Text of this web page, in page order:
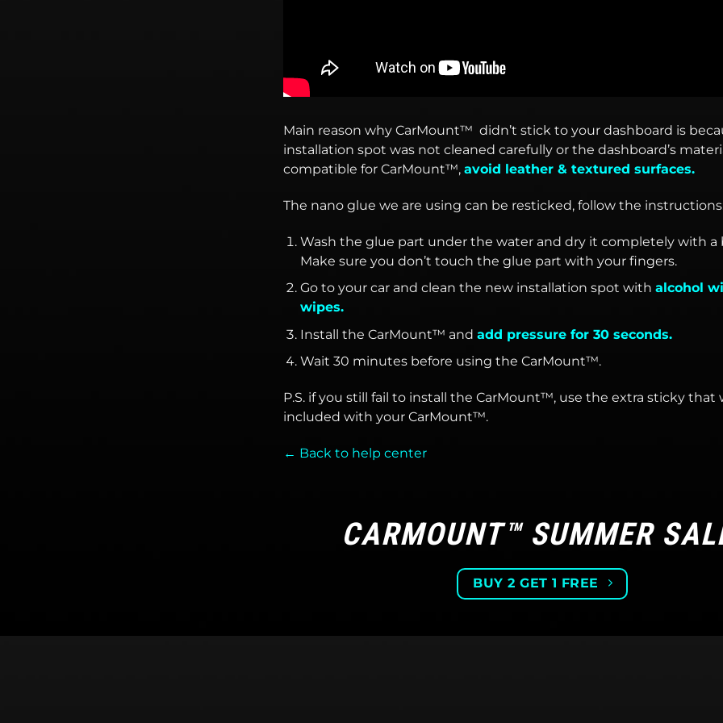
Main reason why CarMount™ didn’t stick to your dashboard is
installation spot was not cleaned carefully or the dashboard’s
compatible for CarMount™, avoid leather & textured surfaces.
The nano glue we are using can be resticked, follow the
Wash the glue part under the water and dry it completely with a
Make sure you don’t touch the glue part with your fingers.
Go to your car and clean the new installation spot with alcohol
wipes.
Install the CarMount™ and add pressure for 30 seconds.
Wait 30 minutes before using the CarMount™.
P.S. if you still fail to install the CarMount™, use the extra sticky that
included with your CarMount™.
← Back to help center
CARMOUNT™ SUMMER
BUY 2 GET 1 FREE